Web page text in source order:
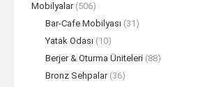
Mobilyalar (506)
Bar-Cafe Mobilyası (31)
Yatak Odası (10)
Berjer & Oturma Üniteleri (88)
Bronz Sehpalar (36)